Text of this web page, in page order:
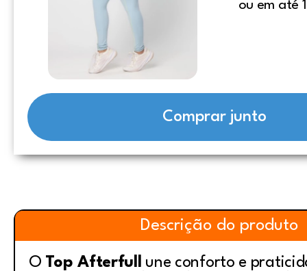
ou em até
Comprar junto
Descrição do produto
O Top Afterfull une conforto e